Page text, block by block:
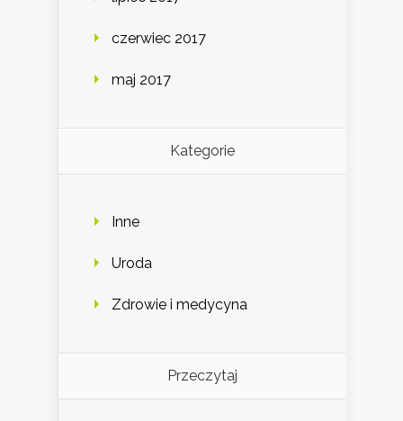
czerwiec 2017
maj 2017
Kategorie
Inne
Uroda
Zdrowie i medycyna
Przeczytaj